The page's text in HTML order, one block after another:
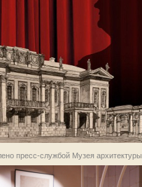
пресс-службой Музея